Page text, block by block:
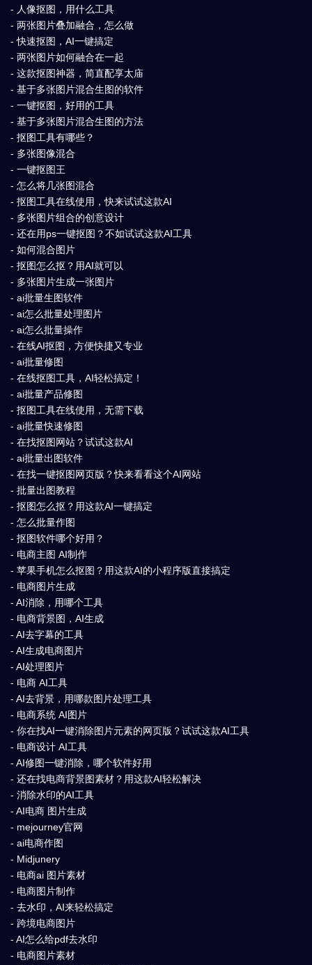
- 人像抠图，用什么工具
- 两张图片叠加融合，怎么做
- 快速抠图，AI一键搞定
- 两张图片如何融合在一起
- 这款抠图神器，简直配享太庙
- 基于多张图片混合生图的软件
- 一键抠图，好用的工具
- 基于多张图片混合生图的方法
- 抠图工具有哪些？
- 多张图像混合
- 一键抠图王
- 怎么将几张图混合
- 抠图工具在线使用，快来试试这款AI
- 多张图片组合的创意设计
- 还在用ps一键抠图？不如试试这款AI工具
- 如何混合图片
- 抠图怎么抠？用AI就可以
- 多张图片生成一张图片
- ai批量生图软件
- ai怎么批量处理图片
- ai怎么批量操作
- 在线AI抠图，方便快捷又专业
- ai批量修图
- 在线抠图工具，AI轻松搞定！
- ai批量产品修图
- 抠图工具在线使用，无需下载
- ai批量快速修图
- 在找抠图网站？试试这款AI
- ai批量出图软件
- 在找一键抠图网页版？快来看看这个AI网站
- 批量出图教程
- 抠图怎么抠？用这款AI一键搞定
- 怎么批量作图
- 抠图软件哪个好用？
- 电商主图 AI制作
- 苹果手机怎么抠图？用这款AI的小程序版直接搞定
- 电商图片生成
- AI消除，用哪个工具
- 电商背景图，AI生成
- AI去字幕的工具
- AI生成电商图片
- AI处理图片
- 电商 AI工具
- AI去背景，用哪款图片处理工具
- 电商系统 AI图片
- 你在找AI一键消除图片元素的网页版？试试这款AI工具
- 电商设计 AI工具
- AI修图一键消除，哪个软件好用
- 还在找电商背景图素材？用这款AI轻松解决
- 消除水印的AI工具
- AI电商 图片生成
- mejourney官网
- ai电商作图
- Midjunery
- 电商ai 图片素材
- 电商图片制作
- 去水印，AI来轻松搞定
- 跨境电商图片
- AI怎么给pdf去水印
- 电商图片素材